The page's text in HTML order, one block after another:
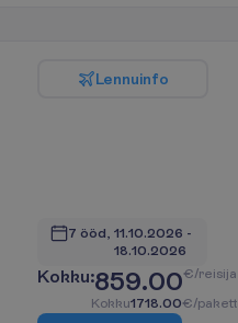
7 ööd, 11.10.2026 -
18.10.2026
Kokku:859.00€/reisija
Kokku1718.00€/pakett
Lennuinfo